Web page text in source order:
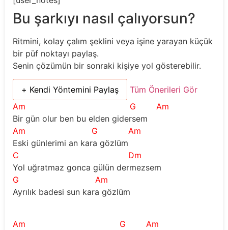
Bu şarkıyı nasıl çalıyorsun?
Ritmini, kolay çalım şeklini veya işine yarayan küçük
bir püf noktayı paylaş.
Senin çözümün bir sonraki kişiye yol gösterebilir.
+ Kendi Yöntemini Paylaş
Tüm Önerileri Gör
Am
G
Am
Bir gün olur ben bu elden gidersem
Am
G
Am
Eski günlerimi an kara gözlüm
C
Dm
Yol uğratmaz gonca gülün dermezsem
G
Am
Ayrılık badesi sun kara gözlüm
Am G
Am